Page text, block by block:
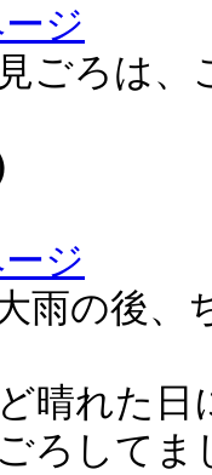
ジ
ごろは
ジ
雨の後
晴れた日
ろしてま